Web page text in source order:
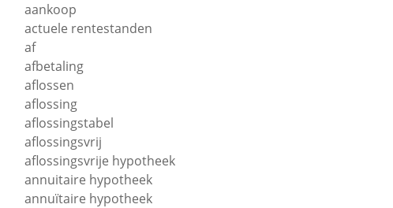
aankoop
actuele rentestanden
af
afbetaling
aflossen
aflossing
aflossingstabel
aflossingsvrij
aflossingsvrije hypotheek
annuitaire hypotheek
annuïtaire hypotheek